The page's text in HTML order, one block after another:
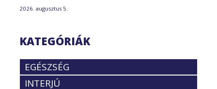
2026. augusztus 5.
KATEGÓRIÁK
EGÉSZSÉG
INTERJÚ